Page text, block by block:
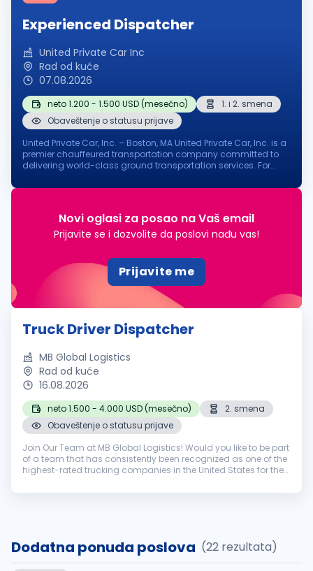
Experienced Dispatcher
United Private Car Inc
Rad od kuće
07.08.2026
neto 1.200 - 1.500 USD (mesečno)
1. i 2. smena
Obaveštenje o statusu prijave
United Private Car, Inc. – Boston, MA United Private Car, Inc. is a
premier chauffeured transportation company committed to
delivering world-class ground transportation services. For
world's most...
Novi oglasi za posao na Vaš email
Prijavite se i dozvolite da poslovi nađu vas!
Prijavite me
Truck Driver Dispatcher
MB Global Logistics
Rad od kuće
16.08.2026
neto 1.500 - 4.000 USD (mesečno)
2. smena
Obaveštenje o statusu prijave
Join Our Team at MB Global Logistics! Would you like to be part
of a team that has consistently been recognized as one of the
highest-rated trucking companies in the United States for the
dedicate...
Dodatna ponuda poslova (22 rezultata)